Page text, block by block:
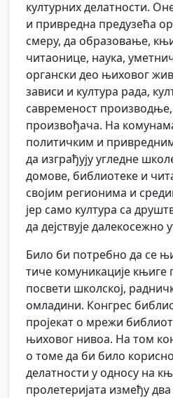
културних делатности.
и привредна предузећа
смеру, да образовање,
читаонице, наука,
органски део њиховог
зависи и култура рада,
савременост
произвођача. На
политичким и
да изграђују угледне
домове, библиотеке и
својим регионима и
јер само култура са
да дејствује далекосежно
Било би потребно да се
тиче комуникације књиге
посвети школској,
омладини. Конгрес
пројекат о мрежи
њиховог нивоа. На том
о томе да би било
делатности у односу на
пролетеријата између